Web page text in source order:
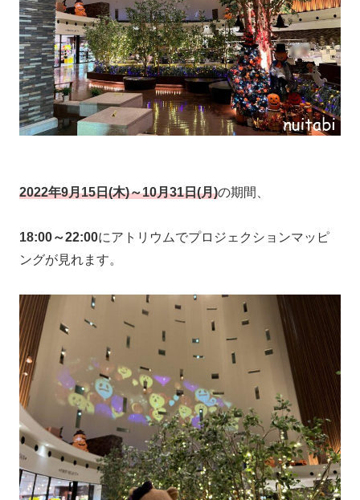
2022年9月15日(木)～10月31日(月)の期間、
18:00～22:00にアトリウムでプロジェクションマッピ
ングが見れます。